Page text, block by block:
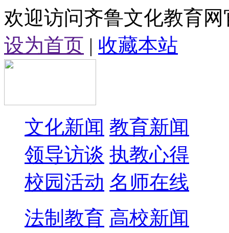
欢迎访问齐鲁文化教育
设为首页 | 收藏本站
文化新闻 教育新闻
领导访谈 执教心得
校园活动 名师在线
法制教育 高校新闻